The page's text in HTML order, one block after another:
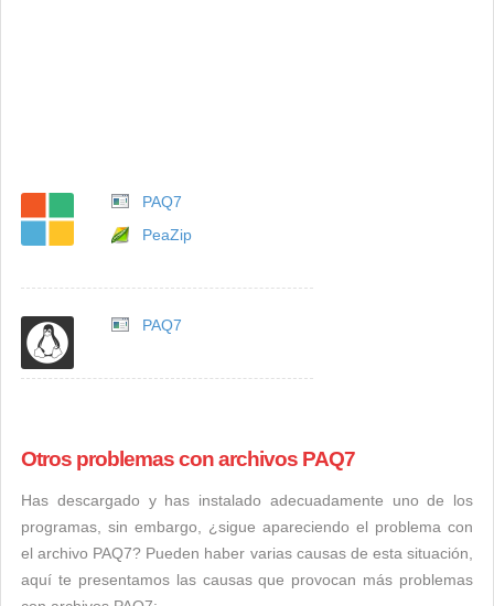
PAQ7
PeaZip
PAQ7
Otros problemas con archivos PAQ7
Has descargado y has instalado adecuadamente uno de los
programas, sin embargo, ¿sigue apareciendo el problema con
el archivo PAQ7? Pueden haber varias causas de esta situación,
aquí te presentamos las causas que provocan más problemas